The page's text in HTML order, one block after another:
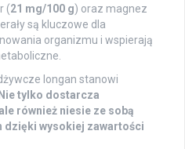
(21 mg/100 g) oraz magnez
są kluczowe dla
organizmu i wspierają
longan stanowi
Nie tylko dostarcza
również niesie ze sobą
wysokiej zawartości